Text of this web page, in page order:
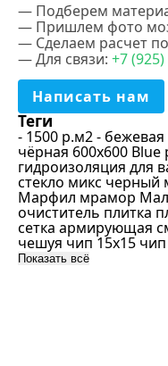
— Подберем
— Пришлем фото
— Сделаем расчет
— Для связи: +7
Написать нам
Теги
- 1500 р.м2- бежевая
чёрная 600х600 Blue
гидроизоляция для
стекло микс черный
Марфил мрамор
очиститель плитка
сетка армирующая
чешуя чип 15х15
Показать всё